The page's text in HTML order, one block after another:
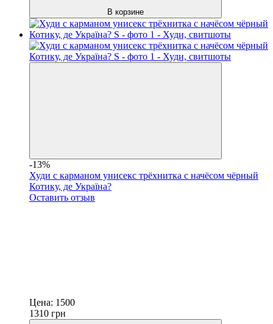
В корзине
-13%
Худи с карманом унисекс трёхнитка с начёсом чёрный
Котику, де Україна?
Оставить отзыв
Цена: 1500
1310 грн